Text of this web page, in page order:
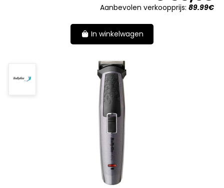
Aanbevolen verkoopprijs: 89.99€
In winkelwagen